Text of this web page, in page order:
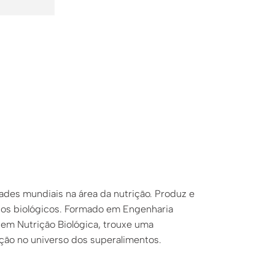
mundiais na área da nutrição. Produz e
biológicos. Formado em Engenharia
Nutrição Biológica, trouxe uma
no universo dos superalimentos.